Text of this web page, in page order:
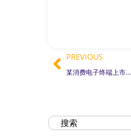
PREVIOUS
某消费电子终端上市公司实例：徳思特衰减器方案以1/3成本精准复现弱网与 WiFi 干扰场景